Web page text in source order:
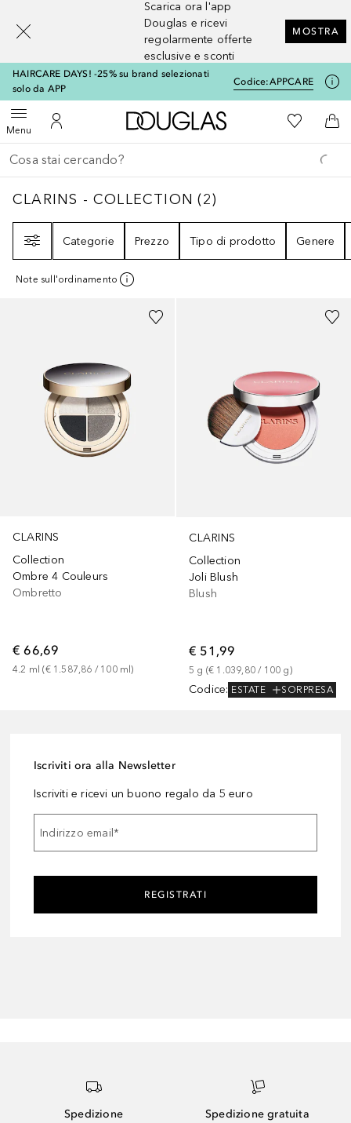
Scarica ora l'app
Douglas e ricevi
regolarmente offerte
esclusive e sconti
MOSTRA
HAIRCARE DAYS! -25% su brand selezionati
solo da APP
Codice:APPCARE
MenuApri menuAl Mio Account
A Douglas HomeAlla Mia
Al
Torna indietro
Esegui ricerca
CLARINS - COLLECTION2
CLARINS - COLLECTION (2)
Categorie
Prezzo Tipo di prodotto Genere
Note sull'ordinamento
CLARINS
Collection
Ombre 4 Couleurs
Ombretto
€ 66,69
4.2 ml (€ 1.587,86 / 100 ml)
+2
CLARINS
Collection
Joli Blush
Blush
€ 51,99
5 g (€ 1.039,80 / 100 g)
Codice: ESTATE SORPRESA
Iscriviti ora alla Newsletter
Iscriviti e ricevi un buono regalo da 5 euro
Indirizzo email *
REGISTRATI
Spedizione
Spedizione gratuita
[navigation.slideout.screenreader]